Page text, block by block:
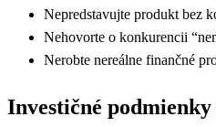
Nepredstavujte produkt bez
Nehovorte o konkurencii
Nerobte nereálne finančné
Investičné